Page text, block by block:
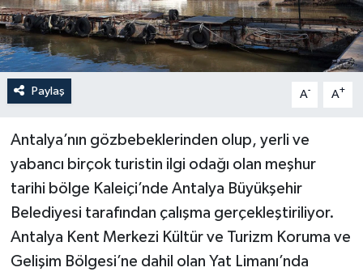
Paylaş A- A+
Antalya’nın gözbebeklerinden olup, yerli ve
yabancı birçok turistin ilgi odağı olan meşhur
tarihi bölge Kaleiçi’nde Antalya Büyükşehir
Belediyesi tarafından çalışma gerçekleştiriliyor.
Antalya Kent Merkezi Kültür ve Turizm Koruma ve
Gelişim Bölgesi’ne dahil olan Yat Limanı’nda
KANALV Spor
Kültür Sanat
Magazin
Öğle Bülteni
Sağlık
Siyaset
Sosyal medya